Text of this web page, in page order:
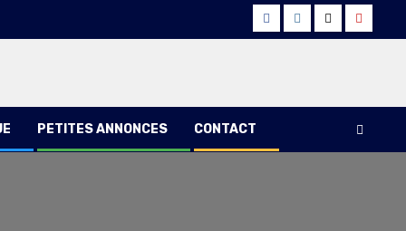
FacebookInstagram
Twitter
PETITES ANNONCES CONTACT